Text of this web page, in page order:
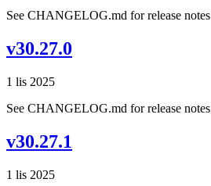
See CHANGELOG.md for release notes
v30.27.0
1 lis 2025
See CHANGELOG.md for release notes
v30.27.1
1 lis 2025